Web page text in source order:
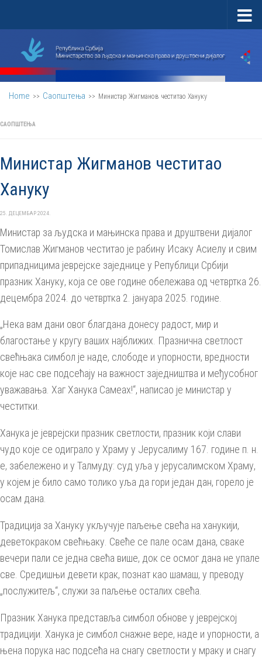
Home >> Саопштења >> Министар Жигманов честитао Хануку
САОПШТЕЊА
Министар Жигманов честитао
Хануку
25. ДЕЦЕМБАР 2024.
Министар за људска и мањинска права и друштвени дијалог
Томислав Жигманов честитао је рабину Исаку Асиелу и свим
припадницима јеврејске заједнице у Републици Србији
празник Хануку, која се ове године обележава од четвртка 26.
децембра 2024. до четвртка 2. јануара 2025. године.
„Нека вам дани овог благдана донесу радост, мир и
благостање у кругу ваших најближих. Празнична светлост
свећњака симбол је наде, слободе и упорности, вредности
које нас све подсећају на важност заједништва и међусобног
уважавања. Хаг Ханука Самеах!“, написао је министар у
честитки.
Ханука је јеврејски празник светлости, празник који слави
чудо које се одиграло у Храму у Јерусалиму 167. године п. н.
е, забележено и у Талмуду: суд уља у јерусалимском Храму,
у којем је било само толико уља да гори један дан, горело je
осам дана.
Традиција за Хануку укључује паљење свећа на ханукији,
деветокраком свећњаку. Свеће се пале осам дана, сваке
вечери пали се једна свећа више, док се осмог дана не упале
све. Средишњи девети крак, познат као шамаш, у преводу
„послужитељ“, служи за паљење осталих свећа.
Празник Ханука представља симбол обнове у јеврејској
традицији. Ханука је симбол снажне вере, наде и упорности, а
њена порука нас подсећа на снагу светлости у мраку и снагу